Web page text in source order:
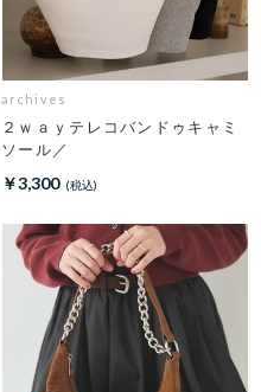
archives
２ｗａｙテレコバンドゥキャミ
ソール／
￥3,300